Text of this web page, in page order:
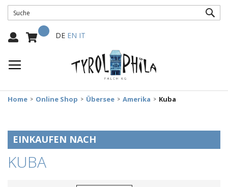
Mein Warenkorb
Select
DE EN IT
Home Online Shop Übersee Amerika Kuba
KUBA
EINKAUFEN NACH